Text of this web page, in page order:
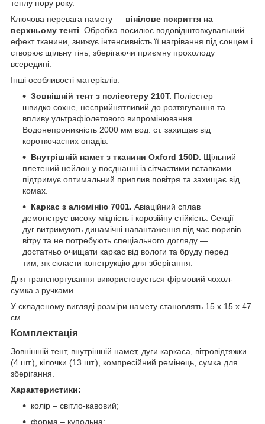
теплу пору року.
Ключова перевага намету — вінілове покриття на
верхньому тенті. Обробка посилює водовідштовхувальний
ефект тканини, знижує інтенсивність її нагрівання під сонцем і
створює щільну тінь, зберігаючи приємну прохолоду
всередині.
Інші особливості матеріалів:
Зовнішній тент з поліестеру 210T. Поліестер
швидко сохне, несприйнятливий до розтягування та
впливу ультрафіолетового випромінювання.
Водонепроникність 2000 мм вод. ст. захищає від
короткочасних опадів.
Внутрішній намет з тканини Oxford 150D. Щільний
плетений нейлон у поєднанні із сітчастими вставками
підтримує оптимальний приплив повітря та захищає від
комах.
Каркас з алюмінію 7001. Авіаційний сплав
демонструє високу міцність і корозійну стійкість. Секції
дуг витримують динамічні навантаження під час поривів
вітру та не потребують спеціального догляду —
достатньо очищати каркас від вологи та бруду перед
тим, як скласти конструкцію для зберігання.
Для транспортування використовується фірмовий чохол-
сумка з ручками.
У складеному вигляді розміри намету становлять 15 х 15 х 47
см.
Комплектація
Зовнішній тент, внутрішній намет, дуги каркаса, вітровідтяжки
(4 шт.), кілочки (13 шт.), компресійний ремінець, сумка для
зберігання.
Характеристики:
колір – світло-кавовий;
форма – купольна;